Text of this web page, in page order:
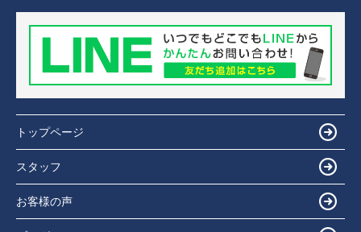
トップページ
スタッフ
お客様の声